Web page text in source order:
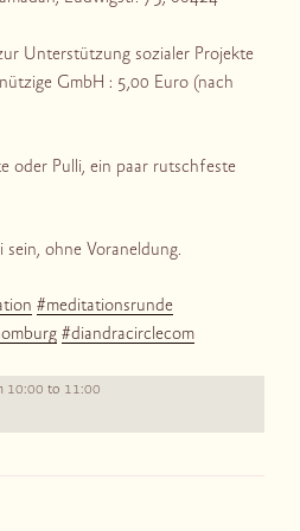
Unterstützung sozialer Projekte
GmbH : 5,00 Euro (nach
oder Pulli, ein paar rutschfeste
ohne Voraneldung.
#meditationsrunde
#diandracirclecom
10:00 to 11:00